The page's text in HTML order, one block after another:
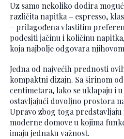
Uz samo nekoliko dodira
različita napitka – espresso,
– prilagođena vlastitim
podesiti jačinu i količinu
koja najbolje odgovara
Jedna od najvećih prednosti
kompaktni dizajn. Sa širinom od
centimetara, lako se uklapaju i
ostavljajući dovoljno prostora
Upravo zbog toga predstavljaju
moderne domove u kojima
imaju jednaku važnost.